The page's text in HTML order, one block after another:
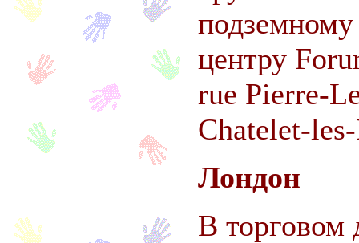
центру
rue Pierre-
Chatelet-
Лондон
В торговом